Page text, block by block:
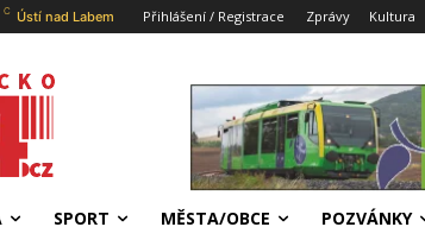
C Ústí nad Labem Přihlášení / Registrace Zprávy Kultura
SPORT MĚSTA/OBCE POZVÁNKY